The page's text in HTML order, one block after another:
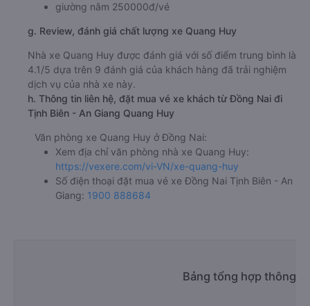
giường nằm 250000đ/vé
g. Review, đánh giá chất lượng xe Quang Huy
Nhà xe Quang Huy được đánh giá với số điểm trung bình là
4.1/5 dựa trên 9 đánh giá của khách hàng đã trải nghiệm
dịch vụ của nhà xe này.
h. Thông tin liên hệ, đặt mua vé xe khách từ Đồng Nai đi
Tịnh Biên - An Giang Quang Huy
Văn phòng xe Quang Huy ở Đồng Nai:
Xem địa chỉ văn phòng nhà xe Quang Huy:
https://vexere.com/vi-VN/xe-quang-huy
Số điện thoại đặt mua vé xe Đồng Nai Tịnh Biên - An
Giang: 1900 888684
Bảng tổng hợp thông